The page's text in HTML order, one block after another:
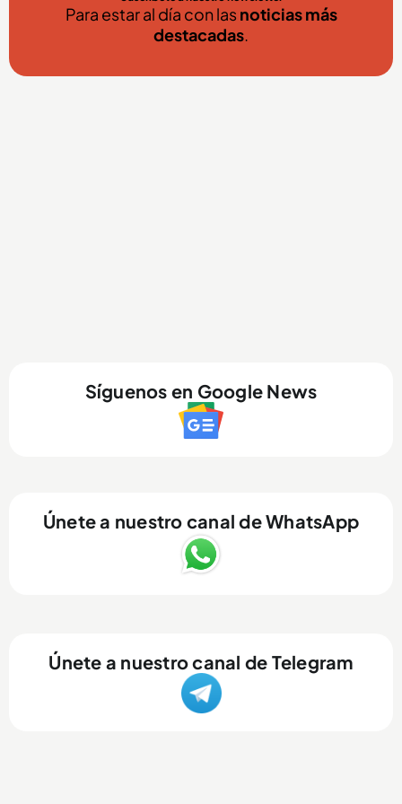
Para estar al día con lasnoticias más
destacadas
Síguenos en Google News
Únete a nuestro canal de WhatsApp
Únete a nuestro canal de Telegram